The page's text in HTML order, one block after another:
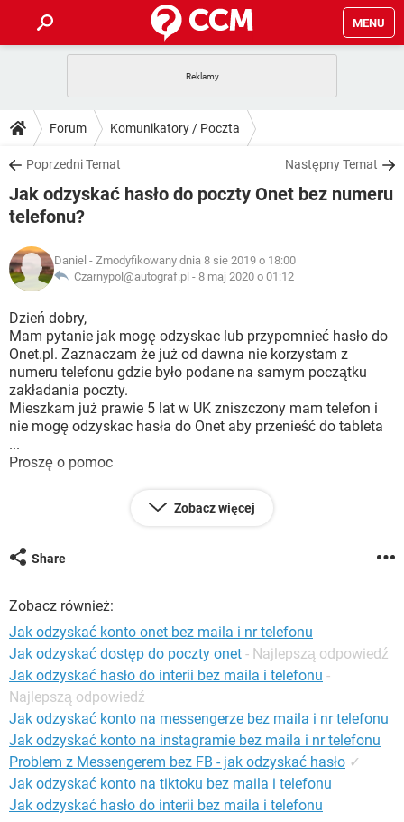
MENU
GRY WHATSAPP
SPOTIFY
INSTAGRAM FACEBOOK
WINDOWS 10
PORADY
PlayStation TIKTOK
SPOTIFY
WINDOWS 10
DO POBRANIA
ANDROID TIKTOK
GRY
IOS NETFLIX
INSTAGRAM FACEBOOK
WINDOWS 10
FORUM
GRY WHATSAPP
INSTAGRAM FACEBOOK
WINDOWS 10
ARTYKUŁY
COVID-19 TIKTOK
GRY
SPOTIFY NETFLIX
INSTAGRAM FACEBOOK
WINDOWS 10
Forum Komunikatory / Poczta
Poprzedni Temat Następny Temat
Jak odzyskać hasło do poczty Onet bez numeru
telefonu?
Daniel - Zmodyfikowany dnia 8 sie 2019 o 18:00
Czarnypol@autograf.pl - 8 maj 2020 o 01:12
Dzień dobry,
Mam pytanie jak mogę odzyskac lub przypomnieć hasło do
Onet.pl. Zaznaczam że już od dawna nie korzystam z
numeru telefonu gdzie było podane na samym początku
zakładania poczty.
Mieszkam już prawie 5 lat w UK zniszczony mam telefon i
nie mogę odzyskac hasła do Onet aby przenieść do tableta
...
Proszę o pomoc
Zobacz więcej
Share
Zobacz również:
Jak odzyskać konto onet bez maila i nr telefonu
Jak odzyskać dostęp do poczty onet - Najlepszą odpowiedź
Jak odzyskać hasło do interii bez maila i telefonu -
Najlepszą odpowiedź
Jak odzyskać konto na messengerze bez maila i nr telefonu
Jak odzyskać konto na instagramie bez maila i nr telefonu
Problem z Messengerem bez FB - jak odzyskać hasło ✓
Jak odzyskać konto na tiktoku bez maila i telefonu
Jak odzyskać hasło do interii bez maila i telefonu